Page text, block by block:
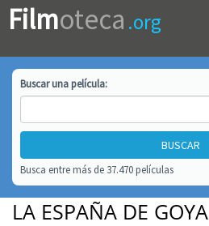
Filmoteca .org
Buscar unapelícula:
Busca entre más de 37.470 películas
LA ESPAÑA DE GOYA